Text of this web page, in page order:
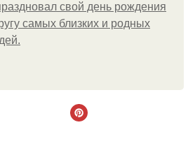
свой день рождения
самых близких и родных